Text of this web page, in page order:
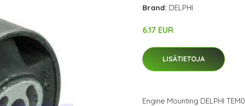
Brand: DELPHI
6.17 EUR
LISÄTIETOJA
Engine Mounting DELPHI